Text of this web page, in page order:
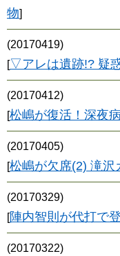
物]
(20170419)
[▽アレは遺跡!? 疑
(20170412)
[松嶋が復活！深夜
(20170405)
[松嶋が欠席(2) 滝沢
(20170329)
[陣内智則が代打で
(20170322)